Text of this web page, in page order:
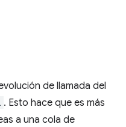
de llamada del
. Esto hace que es más
a una cola de